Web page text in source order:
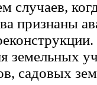
случаев,
признаны
земельных
садовых